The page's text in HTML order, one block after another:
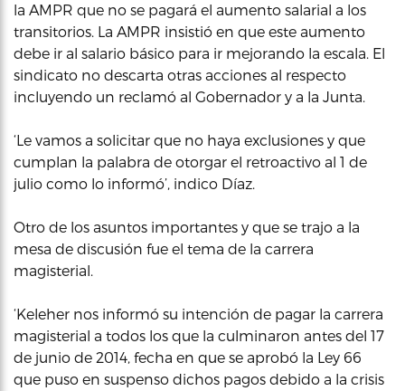
la AMPR que no se pagará el aumento salarial a los
transitorios. La AMPR insistió en que este aumento
debe ir al salario básico para ir mejorando la escala. El
sindicato no descarta otras acciones al respecto
incluyendo un reclamó al Gobernador y a la Junta.
‘Le vamos a solicitar que no haya exclusiones y que
cumplan la palabra de otorgar el retroactivo al 1 de
julio como lo informó’, indico Díaz.
Otro de los asuntos importantes y que se trajo a la
mesa de discusión fue el tema de la carrera
magisterial.
‘Keleher nos informó su intención de pagar la carrera
magisterial a todos los que la culminaron antes del 17
de junio de 2014, fecha en que se aprobó la Ley 66
que puso en suspenso dichos pagos debido a la crisis